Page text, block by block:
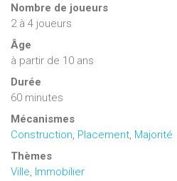
Nombre de joueurs
2à 4 joueurs
Âge
à partir de 10 ans
Durée
60 minutes
Mécanismes
Construction, Placement, Majorité
Thèmes
Ville, Immobilier